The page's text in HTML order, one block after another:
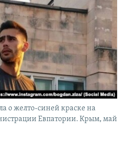
о желто-синей краске на
Евпатории. Крым, май